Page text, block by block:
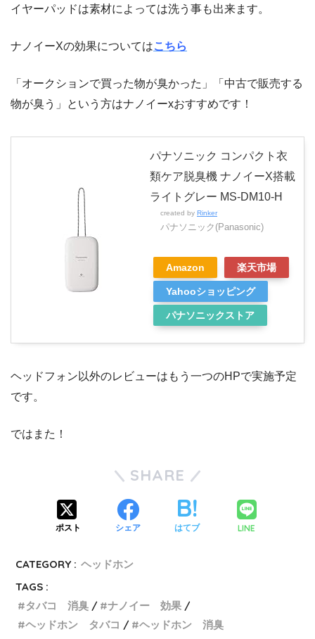
イヤーパッドは素材によっては洗う事も出来ます。
ナノイーXの効果についてはこちら
「オークションで買った物が臭かった」「中古で販売する
物が臭う」という方はナノイーxおすすめです！
パナソニック コンパクト衣
類ケア脱臭機 ナノイーX搭載
ライトグレー MS-DM10-H
created by Rinker
パナソニック(Panasonic)
Amazon 楽天市場
Yahooショッピング
パナソニックストア
ヘッドフォン以外のレビューはもう一つのHPで実施予定
です。
ではまた！
SHARE
ポスト シェア はてブ LINE
CATEGORY : ヘッドホン
TAGS :
タバコ 消臭
ナノイー 効果
ヘッドホン タバコ
ヘッドホン 消臭